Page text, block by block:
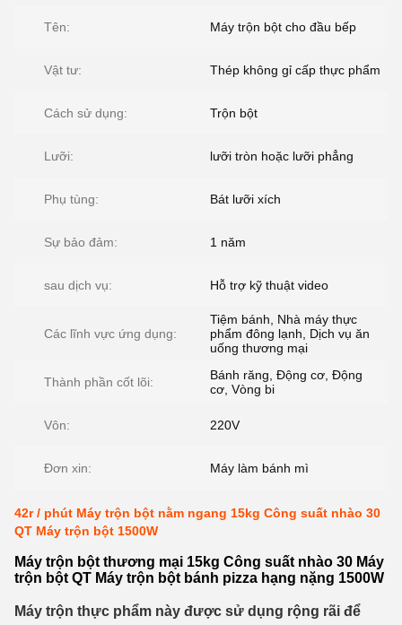
Tên: Máy trộn bột cho đầu bếp
Vật tư: Thép không gỉ cấp thực phẩm
Cách sử dụng: Trộn bột
Lưỡi: lưỡi tròn hoặc lưỡi phẳng
Phụ tùng: Bát lưỡi xích
Sự bảo đảm: 1 năm
sau dịch vụ: Hỗ trợ kỹ thuật video
Các lĩnh vực ứng dụng:
Tiệm bánh, Nhà máy thực
phẩm đông lạnh, Dịch vụ ăn
uống thương mại
Thành phần cốt lõi:
Bánh răng, Động cơ, Động
cơ, Vòng bi
Vôn: 220V
Đơn xin: Máy làm bánh mì
42r / phút Máy trộn bột nằm ngang 15kg Công suất nhào 30
QT Máy trộn bột 1500W
Máy trộn bột thương mại 15kg Công suất nhào 30 Máy
trộn bột QT Máy trộn bột bánh pizza hạng nặng 1500W
Máy trộn thực phẩm này được sử dụng rộng rãi để